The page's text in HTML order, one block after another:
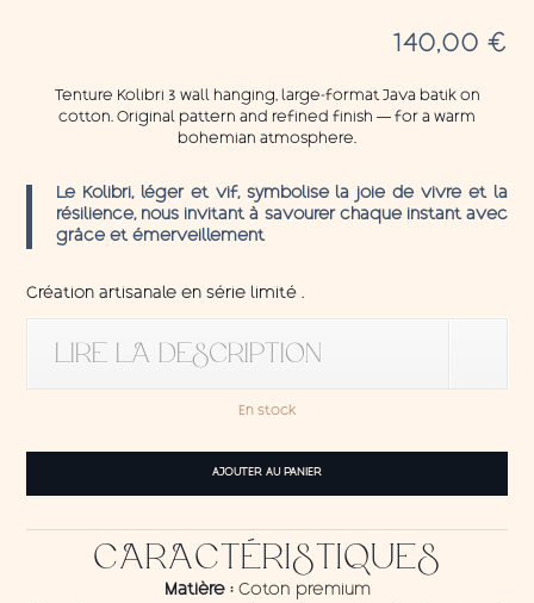
140,00 €
Tenture Kolibri 3 wall hanging, large-format Java batik on
cotton. Original pattern and refined finish — for a warm
bohemian atmosphere.
Le Kolibri, léger et vif, symbolise la joie de vivre et la
résilience, nous invitant à savourer chaque instant avec
grâce et émerveillement
Création artisanale en série limité .
LIRE LA DESCRIPTION
En stock
Kolibri
3
AJOUTER AU PANIER
CARACTÉRISTIQUES
Matière : Coton premium